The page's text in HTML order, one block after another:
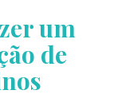
um
de